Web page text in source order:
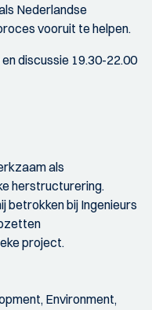
Nederlandse
vooruit te helpen.
discussie 19.30-22.00
als
herstructurering.
betrokken bij Ingenieurs
project.
Environment,